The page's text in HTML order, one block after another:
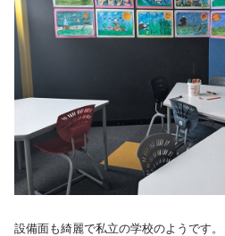
設備面も綺麗で私立の学校のようです。